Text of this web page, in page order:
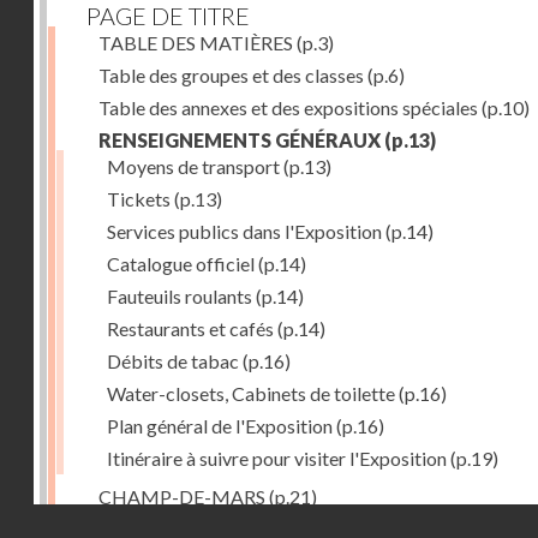
PAGE DE TITRE
TABLE DES MATIÈRES (p.3)
Table des groupes et des classes (p.6)
Table des annexes et des expositions spéciales (p.10)
RENSEIGNEMENTS GÉNÉRAUX (p.13)
Moyens de transport(p.13)
Tickets (p.13)
Services publics dans l'Exposition(p.14)
Catalogue officiel(p.14)
Fauteuils roulants (p.14)
Restaurants et cafés (p.14)
Débits de tabac (p.16)
Water-closets, Cabinets de toilette(p.16)
Plan général de l'Exposition(p.16)
Itinéraire à suivre pour visiter l'Exposition(p.19)
CHAMP-DE-MARS (p.21)